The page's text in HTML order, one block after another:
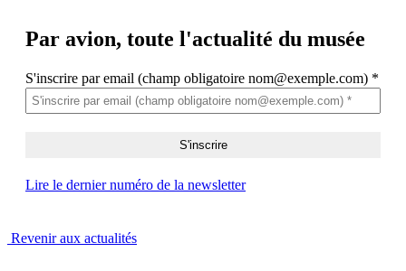
Par avion, toute l'actualité du musée
S'inscrire par email (champ obligatoire nom@exemple.com) *
Lire le dernier numéro de la newsletter
Revenir aux actualités